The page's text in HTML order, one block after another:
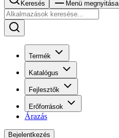
Keresés Menü megnyitása
Termék
Katalógus
Fejlesztők
Erőforrások
Árazás
Bejelentkezés